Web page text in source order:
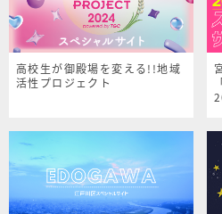
高校生が御殿場を変える!!地域
活性プロジェクト